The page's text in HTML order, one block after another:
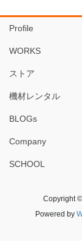
Profile
WORKS
ストア
機材レンタル
BLOGs
Company
SCHOOL
Copyright
Powered by